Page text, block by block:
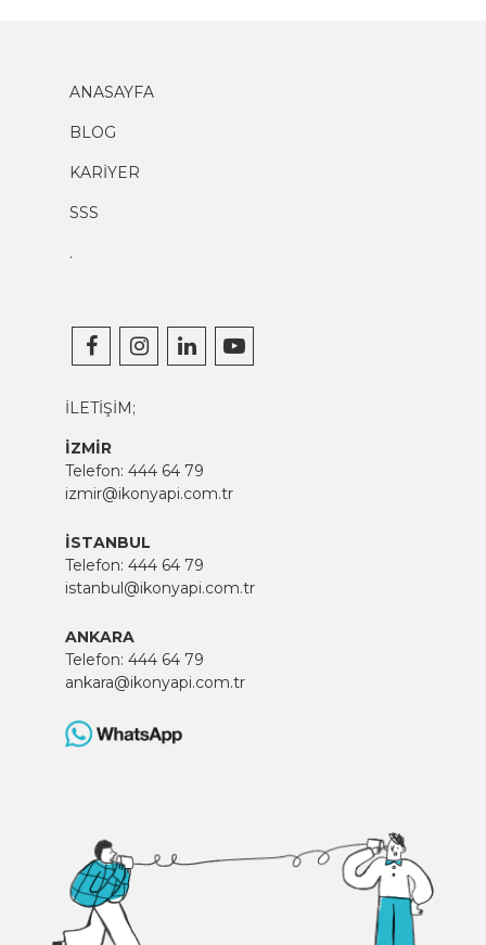
ANASAYFA
BLOG
KARİYER
SSS
.
İLETİŞİM;
İZMİR
Telefon: 444 64 79
izmir@ikonyapi.com.tr
İSTANBUL
Telefon: 444 64 79
istanbul@ikonyapi.com.tr
ANKARA
Telefon: 444 64 79
ankara@ikonyapi.com.tr